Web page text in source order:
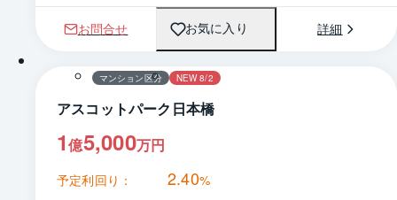
お問合せ お気に入り 詳細
1 / 0 間取り
マンション区分 NEW 8/2
アスコットパーク日本橋
1億5,000万円
予定利回り： 2.40%